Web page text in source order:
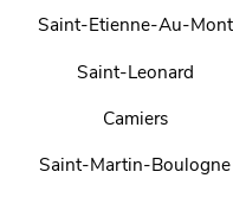
Saint-Etienne-Au-Mont
Saint-Leonard
Camiers
Saint-Martin-Boulogne